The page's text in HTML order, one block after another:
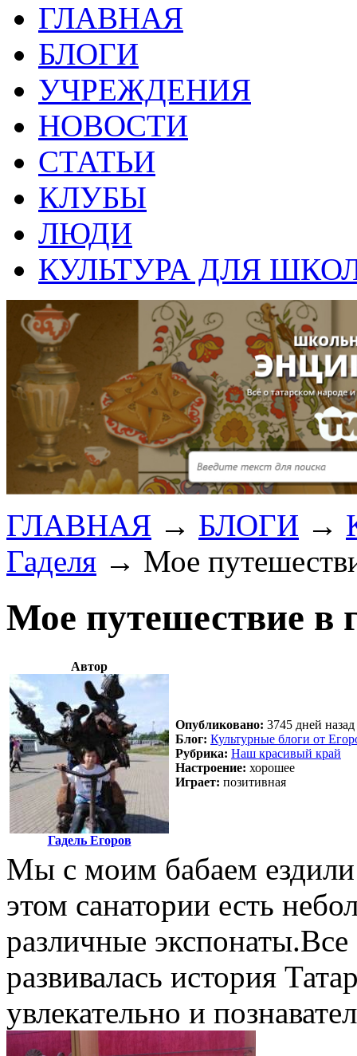
ГЛАВНАЯ
БЛОГИ
УЧРЕЖДЕНИЯ
НОВОСТИ
СТАТЬИ
КЛУБЫ
ЛЮДИ
КУЛЬТУРА ДЛЯ
ГЛАВНАЯ → БЛОГИ →
Гаделя → Мое
Мое путешествие в
Автор
Гадель Егоров
Опубликовано: 3745 дней
Блог: Культурные блоги от
Рубрика: Наш красивый край
Настроение: хорошее
Играет: позитивная
Мы с моим бабаем
этом санатории есть
различные
развивалась история
увлекательно и